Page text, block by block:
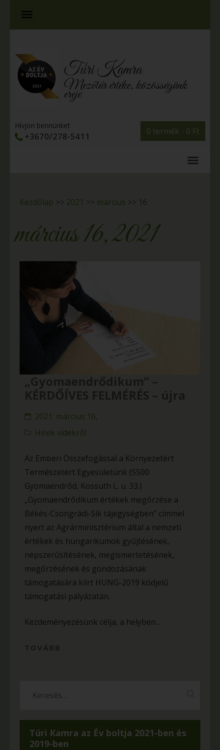
Túri Kamra
Mezőtúr értéke, közösségünk
ereje
0 termék - 0 Ft
Hívjon bennünket
+3670/278-5411
Kezdőlap >> 2021 >> március >> 16
március 16, 2021
2021. március 16,
Hírek vidékről
Az Emberi Összefogással a Környezetért
Természetért Egyesületünk (5500
Gyomaendrőd, Kossuth L. u. 33.)
„Gyomaendrődikum értékek megőrzése a
Békés-Csongrádi-Sík tájegységben” címmel
nyert az Agrárminisztérium által a nemzeti
értékek és hungarikumok gyűjtésének,
népszerűsítésének, megismertetésének,
megőrzésének és gondozásának
támogatására kiírt HUNG-2019 kódjelű
támogatási pályázatán.
Kezdeményezésünk célja, a helyben...
Túri Kamra az Év boltja 2021-ben és
2019-ben